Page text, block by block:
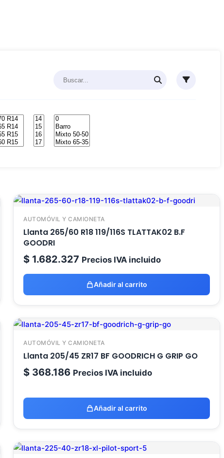
AUTOMÓVIL Y CAMIONETA
Llanta 265/60 R18 119/116S TLATTAK02 B.F
GOODRI
$ 1.682.327 Precios IVA incluido
Añadir al carrito
AUTOMÓVIL Y CAMIONETA
Llanta 205/45 ZR17 BF GOODRICH G GRIP GO
$ 368.186 Precios IVA incluido
Añadir al carrito